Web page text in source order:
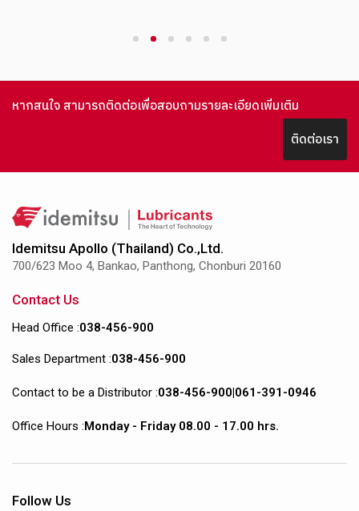
หากสนใจ สามารถติดต่อเพื่อสอบถามรายละเอียดเพิ่มเติม
ติดต่อเรา
Idemitsu Apollo (Thailand) Co.,Ltd.
700/623 Moo 4, Bankao, Panthong, Chonburi 20160
Contact Us
Head Office :038-456-900
Sales Department :038-456-900
Contact to be a Distributor :038-456-900|061-391-0946
Office Hours :Monday - Friday 08.00 - 17.00 hrs.
Follow Us